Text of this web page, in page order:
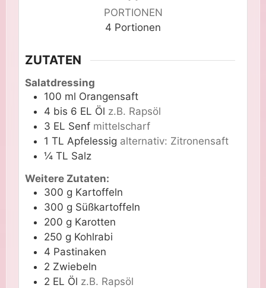
PORTIONEN
4 Portionen
ZUTATEN
Salatdressing
100 ml Orangensaft
4 bis 6 EL Öl z.B. Rapsöl
3 EL Senf mittelscharf
1 TL Apfelessig alternativ: Zitronensaft
¼ TL Salz
Weitere Zutaten:
300 g Kartoffeln
300 g Süßkartoffeln
200 g Karotten
250 g Kohlrabi
4 Pastinaken
2 Zwiebeln
2 EL Öl z.B. Rapsöl